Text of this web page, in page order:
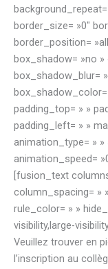
border_size= »0″
border_position=
box_shadow= »no
box_shadow_blur=
padding_top= » »
padding_left= » »
animation_type= »
animation_speed=
[fusion_text
column_spacing= »
rule_color= » »
visibility,large-
Veuillez trouver en
l’inscription au